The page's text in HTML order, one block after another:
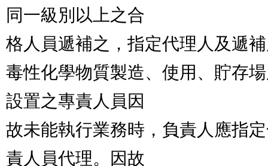
同一級別以上之合
格人員遞補之，指定代理人及遞
毒性化學物質製造、使用、貯存
設置之專責人員因
故未能執行業務時，負責人應指
責人員代理。因故